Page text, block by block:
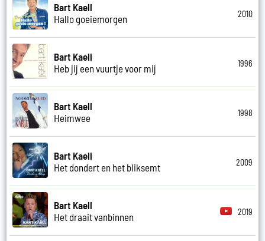
Bart Kaell
Hallo goeiemorgen
2010
Bart Kaell
Heb jij een vuurtje voor mij
1996
Bart Kaell
Heimwee
1998
Bart Kaell
Het dondert en het bliksemt
2009
Bart Kaell
Het draait vanbinnen
2019